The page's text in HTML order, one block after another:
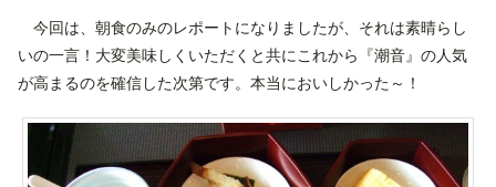
今回は、朝食のみのレポートになりましたが、それは素晴らし
いの一言！大変美味しくいただくと共にこれから『潮音』の人気
が高まるのを確信した次第です。本当においしかった～！